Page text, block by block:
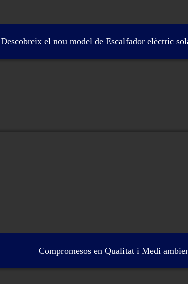
Descobreix el nou model de Escalfador elèctric
Compromesos en Qualitat i Medi